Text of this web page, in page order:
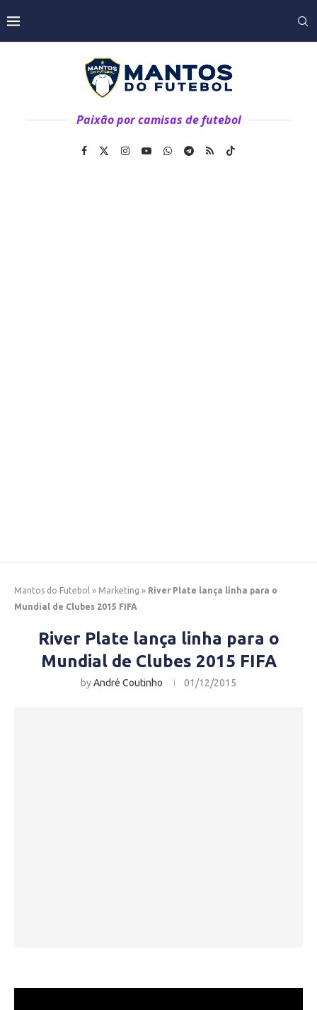
Paixão por camisas de futebol
Mantos do Futebol » Marketing » River Plate lança linha para o
Mundial de Clubes 2015 FIFA
River Plate lança linha para o
Mundial de Clubes 2015 FIFA
byAndré Coutinho 01/12/2015